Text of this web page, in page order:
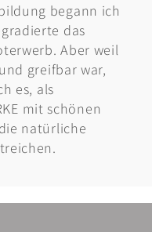
begann ich
das
Aber weil
greifbar war,
es, als
mit schönen
natürliche